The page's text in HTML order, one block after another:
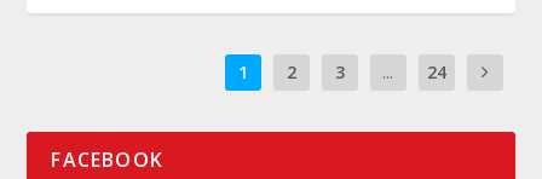
1 2 3 ... 24
FACEBOOK